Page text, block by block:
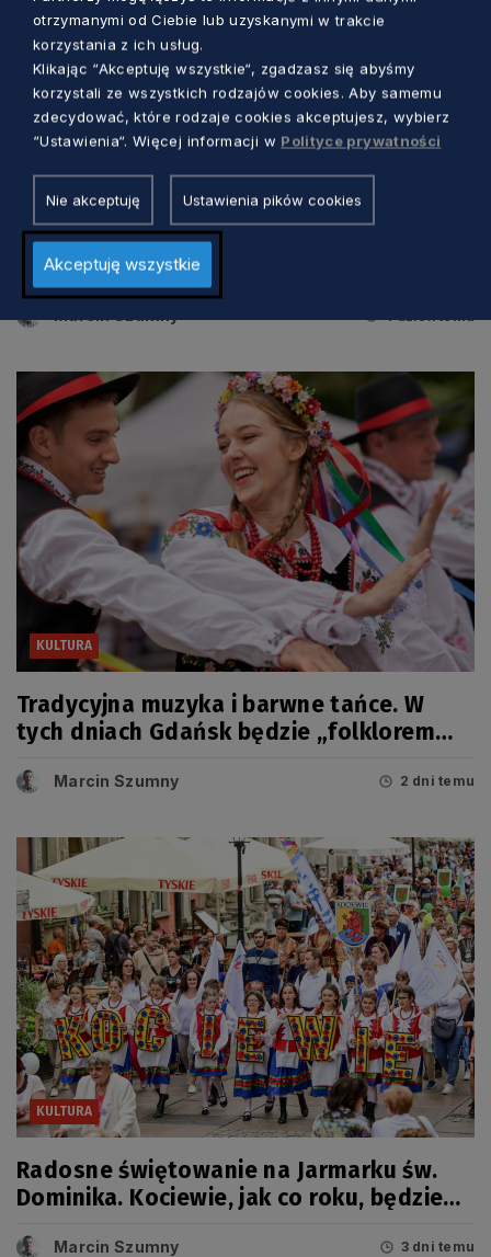
KULTURA
Trzy dni kina, rozmów i spotkań nad
morzem. Wyjątkowy festiwal w Jastarni
KULTURA
Tradycyjna muzyka i barwne tańce. W
tych dniach Gdańsk będzie „folklorem
Marcin Szumny 2 dni temu
KULTURA
Radosne świętowanie na Jarmarku św.
Dominika. Kociewie, jak co roku, będzie
Marcin Szumny 3 dni temu
otrzymanymi od Ciebie lub uzyskanymi w trakcie
korzystania z ich usług.
Klikając “Akceptuję wszystkie“, zgadzasz się abyśmy
korzystali ze wszystkich rodzajów cookies. Aby samemu
zdecydować, które rodzaje cookies akceptujesz, wybierz
“Ustawienia“. Więcej informacji w Polityce prywatności
Nie akceptuję Ustawienia pików cookies
Akceptuję wszystkie